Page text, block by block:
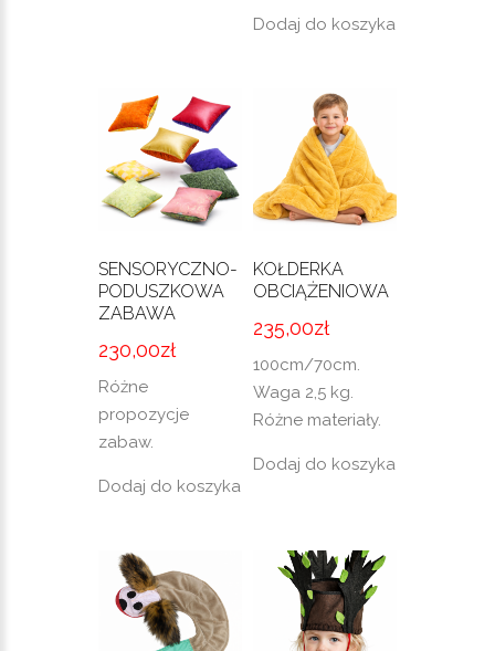
Dodaj do koszyka
SENSORYCZNO-
PODUSZKOWA
ZABAWA
230,00zł
Różne
propozycje
zabaw.
Dodaj do koszyka
KOŁDERKA
OBCIĄŻENIOWA
235,00zł
100cm/70cm.
Waga 2,5 kg.
Różne materiały.
Dodaj do koszyka